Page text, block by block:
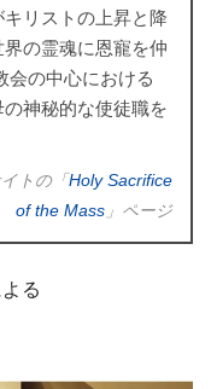
リストの上昇と降
の霊魂に恩寵を仲
会の中心における
神秘的な使徒職を
トの「 Holy Sacrifice
of the Mass 」ページ
る